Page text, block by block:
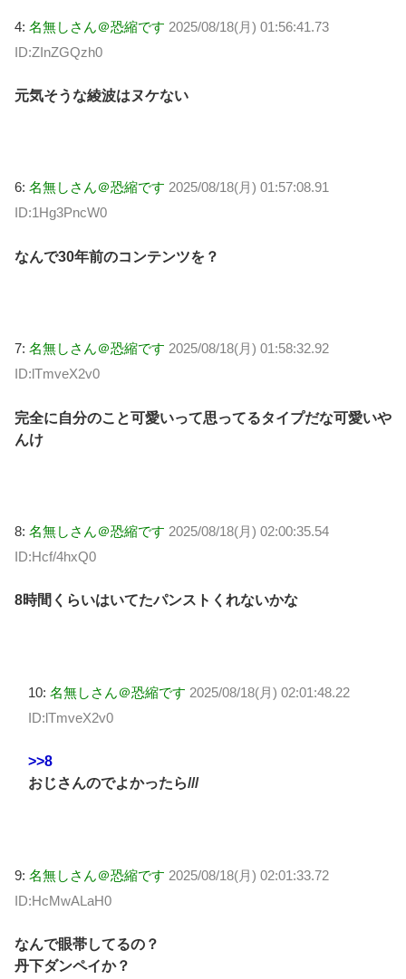
4: 名無しさん＠恐縮です 2025/08/18(月) 01:56:41.73
ID:ZInZGQzh0
元気そうな綾波はヌケない
6: 名無しさん＠恐縮です 2025/08/18(月) 01:57:08.91
ID:1Hg3PncW0
なんで30年前のコンテンツを？
7: 名無しさん＠恐縮です 2025/08/18(月) 01:58:32.92
ID:lTmveX2v0
完全に自分のこと可愛いって思ってるタイプだな可愛いや
んけ
8: 名無しさん＠恐縮です 2025/08/18(月) 02:00:35.54
ID:Hcf/4hxQ0
8時間くらいはいてたパンストくれないかな
10: 名無しさん＠恐縮です 2025/08/18(月) 02:01:48.22
ID:lTmveX2v0
>>8
おじさんのでよかったら///
9: 名無しさん＠恐縮です 2025/08/18(月) 02:01:33.72
ID:HcMwALaH0
なんで眼帯してるの？
丹下ダンペイか？